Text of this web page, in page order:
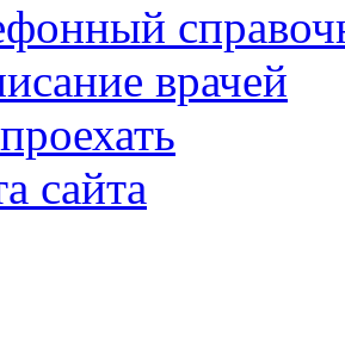
врачей
сайта